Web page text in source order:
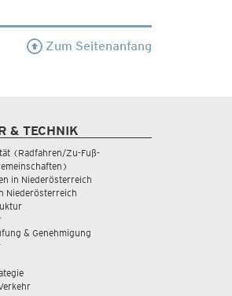
Zum Seitenanfang
& TECHNIK
(Radfahren/Zu-Fuß-
in Niederösterreich
Niederösterreich
& Genehmigung